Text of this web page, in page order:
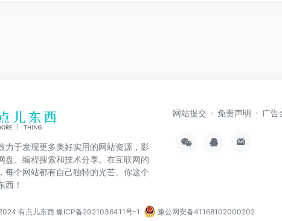
力于发现更多美好实用的网站资源，影
盘、编程搜索和技术分享。在互联网的
每个网站都有自己独特的光芒。你这个
西！
网站提交 免责声明 广告
有点儿东西 豫ICP备2021036411号-1 豫公网安备41168102000202